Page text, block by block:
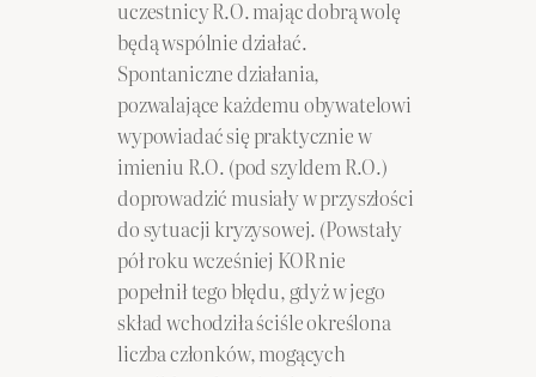
uczestnicy R.O. mając dobrą wolę
będą wspólnie działać.
Spontaniczne działania,
pozwalające każdemu obywatelowi
wypowiadać się praktycznie w
imieniu R.O. (pod szyldem R.O.)
doprowadzić musiały w przyszłości
do sytuacji kryzysowej. (Powstały
pół roku wcześniej KOR nie
popełnił tego błędu, gdyż w jego
skład wchodziła ściśle określona
liczba członków, mogących